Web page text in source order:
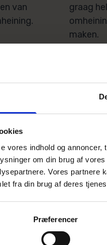
vores indhold og
om din brug af
Vores partnere
fra din brug af deres
Præferencer
van
graag
maken.